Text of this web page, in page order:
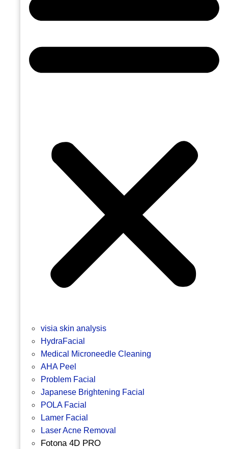
visia skin analysis
HydraFacial
Medical Microneedle Cleaning
AHA Peel
Problem Facial
Japanese Brightening Facial
POLA Facial
Lamer Facial
Laser Acne Removal
Fotona 4D PRO